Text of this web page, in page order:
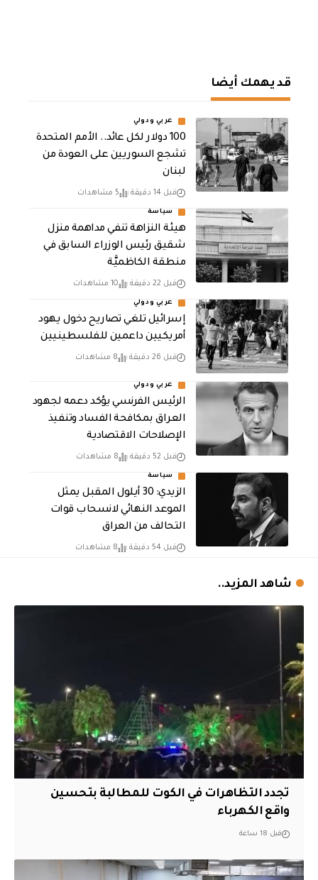
قد يهمك أيضا
عربي ودولي
100 دولار لكل عائد.. الأمم المتحدة
تشجع السوريين على العودة من
لبنان
قبل 14 دقيقة 5 مشاهدات
سياسة
هيئة النزاهة تنفي مداهمة منزل
شقيق رئيس الوزراء السابق في
منطقة الكاظميَّة
قبل 22 دقيقة 10 مشاهدات
عربي ودولي
إسرائيل تلغي تصاريح دخول يهود
أمريكيين داعمين للفلسطينيين
قبل 26 دقيقة 8 مشاهدات
عربي ودولي
الرئيس الفرنسي يؤكد دعمه لجهود
العراق بمكافحة الفساد وتنفيذ
الإصلاحات الاقتصادية
قبل 52 دقيقة 8 مشاهدات
سياسة
الزيدي: 30 أيلول المقبل يمثل
الموعد النهائي لانسحاب قوات
التحالف من العراق
قبل 54 دقيقة 8 مشاهدات
شاهد المزيد..
تجدد التظاهرات في الكوت للمطالبة بتحسين
واقع الكهرباء
قبل 18 ساعة